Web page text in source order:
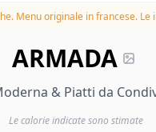
Menu originale in francese. Le
ARMADA
& Piatti da
Le calorie indicate sono stimate